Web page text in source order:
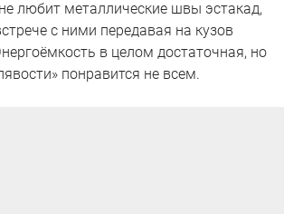
любит металлические швы эстакад,
с ними передавая на кузов
в целом достаточная, но
понравится не всем.